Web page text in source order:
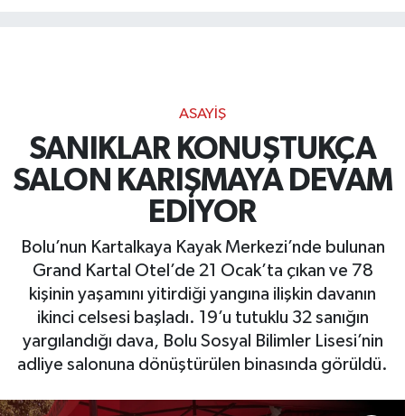
ASAYIŞ
SANIKLAR KONUŞTUKÇA
SALON KARIŞMAYA DEVAM
EDİYOR
Bolu’nun Kartalkaya Kayak Merkezi’nde bulunan
Grand Kartal Otel’de 21 Ocak’ta çıkan ve 78
kişinin yaşamını yitirdiği yangına ilişkin davanın
ikinci celsesi başladı. 19’u tutuklu 32 sanığın
yargılandığı dava, Bolu Sosyal Bilimler Lisesi’nin
adliye salonuna dönüştürülen binasında görüldü.